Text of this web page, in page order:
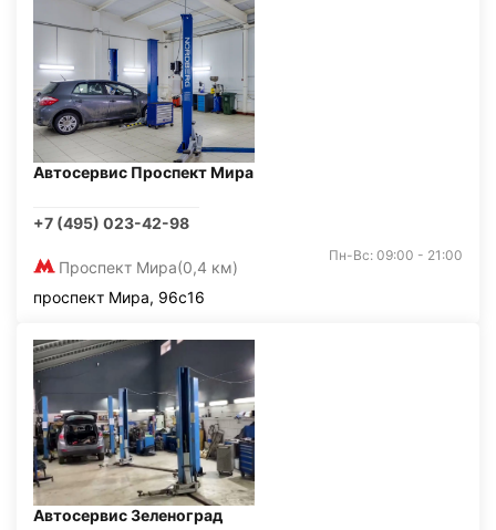
Автосервис Проспект Мира
+7 (495) 023-42-98
Проспект Мира(0,4 км)
Пн-Вс: 09:00 - 21:00
проспект Мира, 96с16
Автосервис Зеленоград